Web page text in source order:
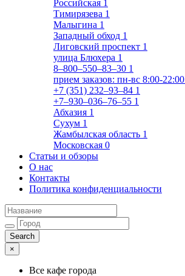
Российская 1
Тимирязева 1
Малыгина 1
Западный обход 1
Лиговский проспект 1
улица Блюхера 1
8‒800‒550‒83‒30 1
прием заказов: пн-вс 8:00-22:00
+7 (351) 232‒93‒84 1
+7‒930‒036‒76‒55 1
Абхазия 1
Сухум 1
Жамбылская область 1
Московская 0
Статьи и обзоры
О нас
Контакты
Политика конфиденциальности
×
Все кафе города